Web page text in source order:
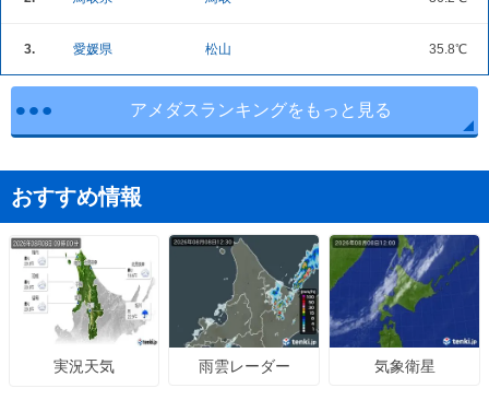
3. 愛媛県 松山 35.8℃
アメダスランキングをもっと見る
おすすめ情報
実況天気 雨雲レーダー 気象衛星